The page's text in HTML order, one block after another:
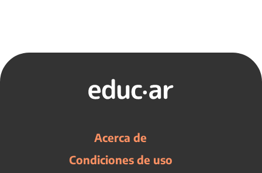
Acerca de
Condiciones de uso